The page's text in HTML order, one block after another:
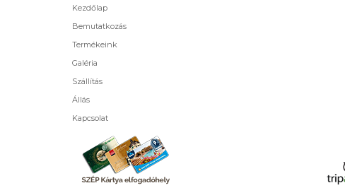
Kezdőlap
Bemutatkozás
Termékeink
Galéria
Szállítás
Állás
Kapcsolat